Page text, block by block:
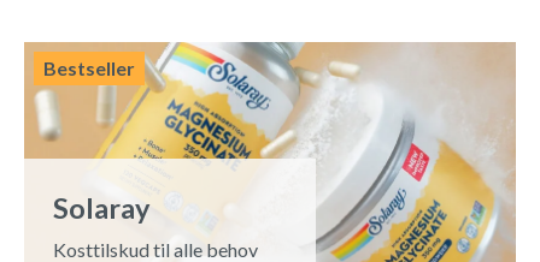
Bestseller
Solaray
Kosttilskud til alle behov